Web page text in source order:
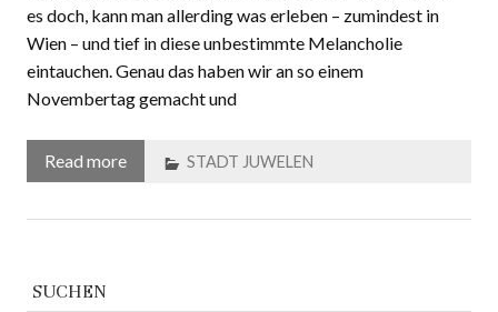
es doch, kann man allerding was erleben – zumindest in
Wien – und tief in diese unbestimmte Melancholie
eintauchen. Genau das haben wir an so einem
Novembertag gemacht und
Read more STADT JUWELEN
SUCHEN